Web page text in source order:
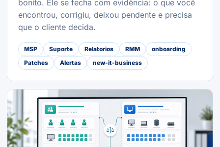
bonito. Ele se fecha com evidência: o que você
encontrou, corrigiu, deixou pendente e precisa
que o cliente decida.
MSP Suporte Relatorios RMM
onboarding
Patches
Alertas new-it-business